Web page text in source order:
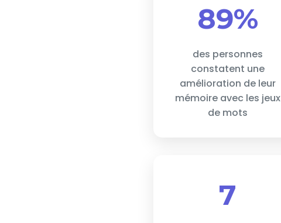
89%
des personnes
constatent une
amélioration de leur
mémoire avec les jeux
de mots
7